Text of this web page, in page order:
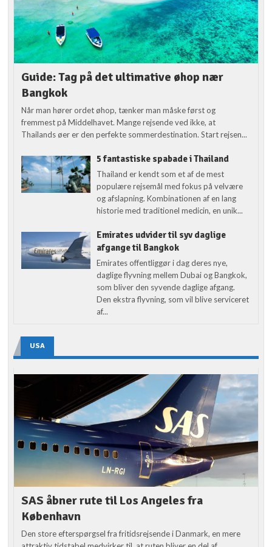
Guide: Tag på det ultimative øhop nær
Bangkok
Når man hører ordet øhop, tænker man måske først og
fremmest på Middelhavet. Mange rejsende ved ikke, at
Thailands øer er den perfekte sommerdestination. Start rejsen...
5 fantastiske spabade i Thailand
Thailand er kendt som et af de mest
populære rejsemål med fokus på velvære
og afslapning. Kombinationen af en lang
historie med traditionel medicin, en unik...
Emirates udvider til syv daglige
afgange til Bangkok
Emirates offentliggør i dag deres nye,
daglige flyvning mellem Dubai og Bangkok,
som bliver den syvende daglige afgang.
Den ekstra flyvning, som vil blive serviceret
af...
USA
SAS åbner rute til Los Angeles fra
København
Den store efterspørgsel fra fritidsrejsende i Danmark, en mere